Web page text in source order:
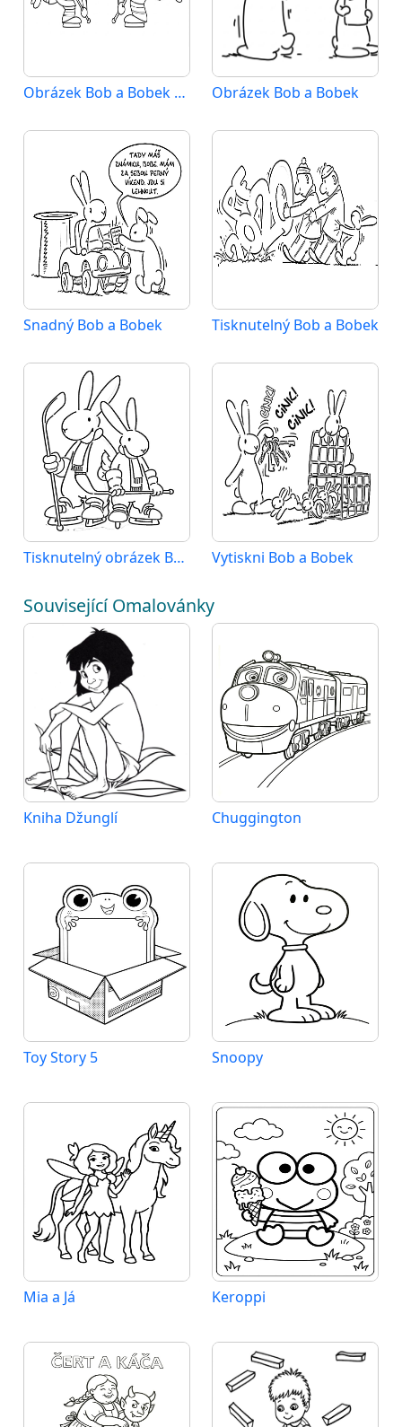
Obrázek Bob a Bobek zdarma Obrázek Bob a Bobek
Snadný Bob a Bobek Tisknutelný Bob a Bobek
Tisknutelný obrázek Bob a Bobek Vytiskni Bob a Bobek
Související Omalovánky
Kniha Džunglí Chuggington
Toy Story 5 Snoopy
Mia a Já Keroppi